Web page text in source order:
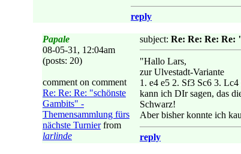
reply
Papale
08-05-31, 12:04am
(posts: 20)
comment on comment
Re: Re: Re: "schönste
Gambits" -
Themensammlung fürs
nächste Turnierfrom
larlinde
subject: Re: Re: Re: Re:
"Hallo Lars,
zur Ulvestadt-Variante
1. e4 e5 2. Sf3 Sc6 3.
kann ich DIr sagen, das
Schwarz!
Aber bisher konnte ich
reply